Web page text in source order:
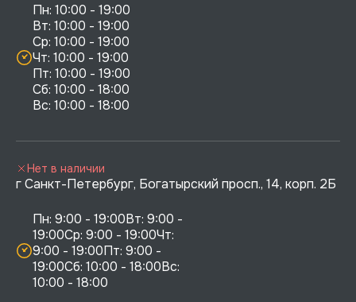
Пн: 10:00 - 19:00
Вт: 10:00 - 19:00
Ср: 10:00 - 19:00
Чт: 10:00 - 19:00
Пт: 10:00 - 19:00
Сб: 10:00 - 18:00
г Санкт-Петербург, Богатырский просп., 14, корп. 2Б
Пн: 9:00 - 19:00Вт: 9:00 -
19:00Ср: 9:00 - 19:00Чт:
9:00 - 19:00Пт: 9:00 -
19:00Сб: 10:00 - 18:00Вс:
10:00 - 18:00
Нет в наличии